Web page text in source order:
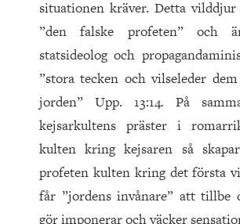
situationen kräver. Detta vilddjur
”den falske profeten” och
statsideolog och
”stora tecken och vilseleder
jorden” Upp. 13:14. På
kejsarkultens präster i
kulten kring kejsaren så
profeten kulten kring det första
får ”jordens invånare” att tillbe
gör imponerar och väcker